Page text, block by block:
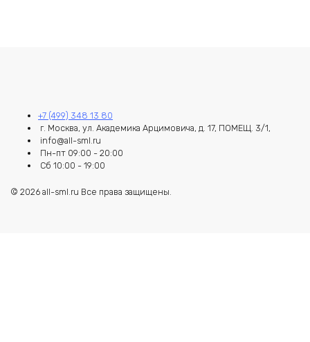
+7 (499) 348 13 80
г. Москва, ул. Академика Арцимовича, д. 17, ПОМЕЩ. 3/1,
info@all-sml.ru
Пн-пт 09:00 - 20:00
Сб 10:00 - 19:00
© 2026 all-sml.ru Все права защищены.